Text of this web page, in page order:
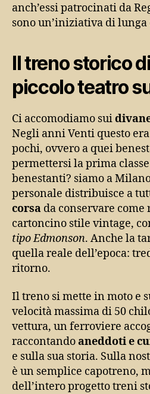
anch’essi patrocinati da
sono un’iniziativa di
Il treno storico
piccolo teatro
Ci accomodiamo sui
Negli anni Venti questo
pochi, ovvero a quei
permettersi la prima
benestanti? siamo a
personale distribuisce a
corsa da conservare
cartoncino stile vintage,
tipo Edmonson. Anche la
quella reale dell’epoca:
ritorno.
Il treno si mette in moto e
velocità massima di 50
vettura, un ferroviere
raccontandoaneddoti e
e sulla sua storia. Sulla
è un semplice capotreno,
dell’intero progetto treni